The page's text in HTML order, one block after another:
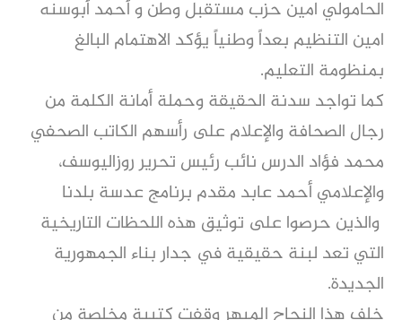
الحامولي امين حزب مستقبل وطن و أحمد أبوسنه
امين التنظيم بعداً وطنياً يؤكد الاهتمام البالغ
بمنظومة التعليم.
كما تواجد سدنة الحقيقة وحملة أمانة الكلمة من
رجال الصحافة والإعلام على رأسهم الكاتب الصحفي
محمد فؤاد الدرس نائب رئيس تحرير روزاليوسف،
والإعلامي أحمد عابد مقدم برنامج عدسة بلدنا
والذين حرصوا على توثيق هذه اللحظات التاريخية
التي تعد لبنة حقيقية في جدار بناء الجمهورية
الجديدة.